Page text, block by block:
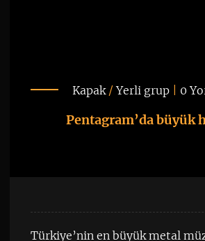
Kapak/Yerli grup| 0
Pentagram’da büyük
Türkiye’nin en büyük metal